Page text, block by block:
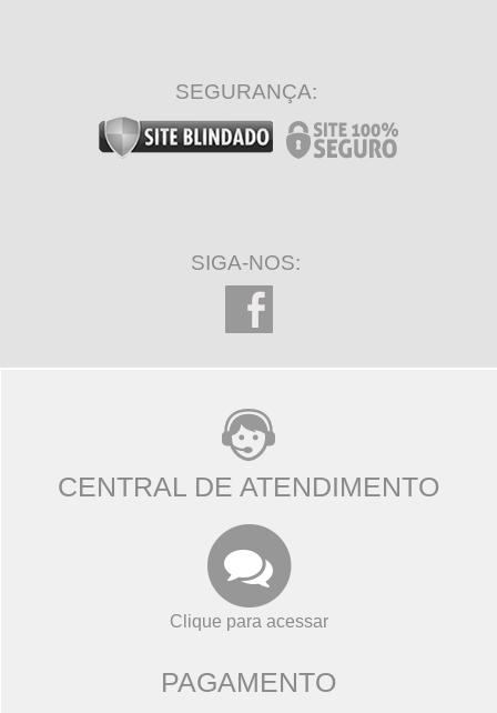
SEGURANÇA:
SIGA-NOS:
CENTRAL DE ATENDIMENTO
Clique para acessar
PAGAMENTO